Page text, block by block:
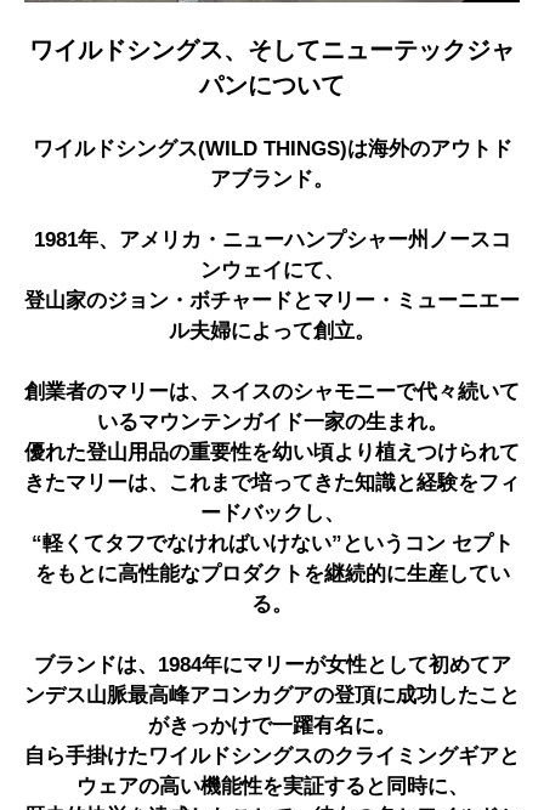
ワイルドシングス、そしてニューテックジャ
パンについて
ワイルドシングス(WILD THINGS)は海外のアウトド
アブランド。
1981年、アメリカ・ニューハンプシャー州ノースコ
ンウェイにて、
登山家のジョン・ボチャードとマリー・ミューニエー
ル夫婦によって創立。
創業者のマリーは、スイスのシャモニーで代々続いて
いるマウンテンガイド一家の生まれ。
優れた登山用品の重要性を幼い頃より植えつけられて
きたマリーは、これまで培ってきた知識と経験をフィ
ードバックし、
“軽くてタフでなければいけない”というコン セプト
をもとに高性能なプロダクトを継続的に生産してい
る。
ブランドは、1984年にマリーが女性として初めてア
ンデス山脈最高峰アコンカグアの登頂に成功したこと
がきっかけで一躍有名に。
自ら手掛けたワイルドシングスのクライミングギアと
ウェアの高い機能性を実証すると同時に、